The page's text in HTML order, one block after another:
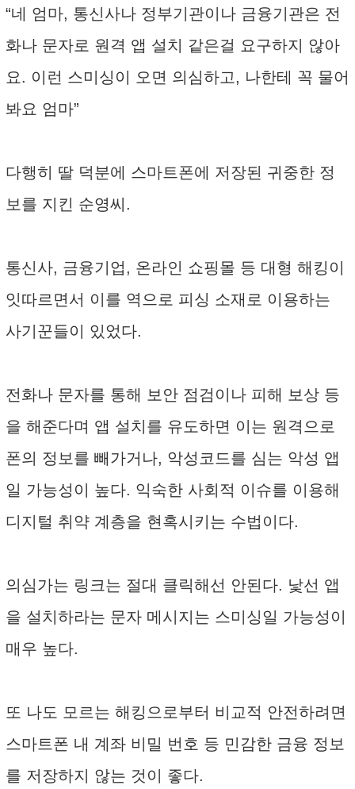
“네 엄마, 통신사나 정부기관이나 금융기관은 전
화나 문자로 원격 앱 설치 같은걸 요구하지 않아
요. 이런 스미싱이 오면 의심하고, 나한테 꼭 물어
봐요 엄마”
다행히 딸 덕분에 스마트폰에 저장된 귀중한 정
보를 지킨 순영씨.
통신사, 금융기업, 온라인 쇼핑몰 등 대형 해킹이
잇따르면서 이를 역으로 피싱 소재로 이용하는
사기꾼들이 있었다.
전화나 문자를 통해 보안 점검이나 피해 보상 등
을 해준다며 앱 설치를 유도하면 이는 원격으로
폰의 정보를 빼가거나, 악성코드를 심는 악성 앱
일 가능성이 높다. 익숙한 사회적 이슈를 이용해
디지털 취약 계층을 현혹시키는 수법이다.
의심가는 링크는 절대 클릭해선 안된다. 낯선 앱
을 설치하라는 문자 메시지는 스미싱일 가능성이
매우 높다.
또 나도 모르는 해킹으로부터 비교적 안전하려면
스마트폰 내 계좌 비밀 번호 등 민감한 금융 정보
를 저장하지 않는 것이 좋다.